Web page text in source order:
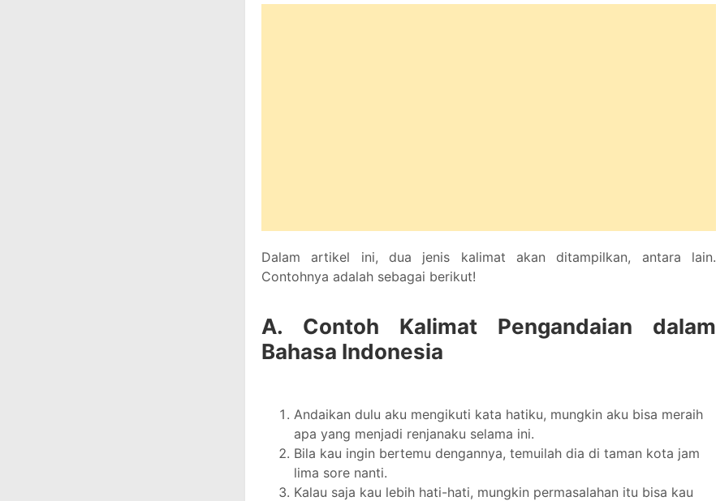
Dalam artikel ini, dua jenis kalimat akan ditampilkan, antara lain.
Contohnya adalah sebagai berikut!
A. Contoh Kalimat Pengandaian dalam
Bahasa Indonesia
Andaikan dulu aku mengikuti kata hatiku, mungkin aku bisa meraih
apa yang menjadi renjanaku selama ini.
Bila kau ingin bertemu dengannya, temuilah dia di taman kota jam
lima sore nanti.
Kalau saja kau lebih hati-hati, mungkin permasalahan itu bisa kau